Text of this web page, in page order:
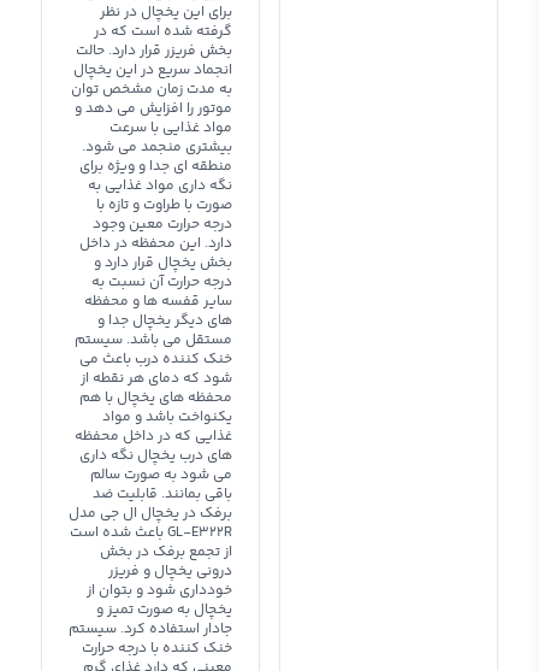
برای این یخچال در نظر
گرفته شده است که در
بخش فریزر قرار دارد. حالت
انجماد سریع در این یخچال
به مدت زمان مشخص توان
موتور را افزایش می دهد و
مواد غذایی با سرعت
بیشتری منجمد می شود.
منطقه ای جدا و ویژه برای
نگه داری مواد غذایی به
صورت با طراوت و تازه با
درجه حرارت معین وجود
دارد. این محفظه در داخل
بخش یخچال قرار دارد و
درجه حرارت آن نسبت به
سایر قفسه ها و محفظه
های دیگر یخچال جدا و
مستقل می باشد. سیستم
خنک کننده درب باعث می
شود که دمای هر نقطه از
محفظه های یخچال با هم
یکنواخت باشد و مواد
غذایی که در داخل محفظه
های درب یخچال نگه داری
می شود به صورت سالم
باقی بمانند. قابلیت ضد
برفک در یخچال ال جی مدل
GL-E322R باعث شده است
از تجمع برفک در بخش
درونی یخچال و فریزر
خودداری شود و بتوان از
یخچال به صورت تمیز و
جادار استفاده کرد. سیستم
خنک کننده با درجه حرارت